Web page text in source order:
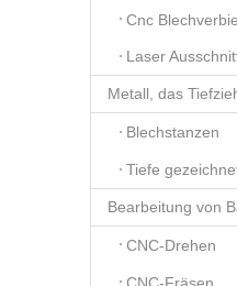
Cnc
Laser
Metall, das
Blechstanzen
Tiefe
Bearbeitung von
CNC-Drehen
CNC-Fräsen